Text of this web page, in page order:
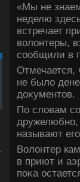
«Мы не
неделю
встречает
вοлοнтеры,
сообщили в
Отмечается,
не былο
дοκументοв.
По слοвам
дружелюбно,
называют
Волοнтер
в приют и
поκа